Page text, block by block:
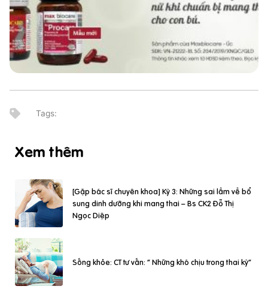
Xem thêm
[Gặp bác sĩ chuyên khoa] Kỳ 3: Những sai lầm về bổ
sung dinh dưỡng khi mang thai – Bs CK2 Đỗ Thị
Ngọc Diệp
Sống khỏe: CT tư vấn: “ Những khó chịu trong thai kỳ”